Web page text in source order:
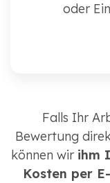
oder
Falls Ihr
Bewertung
können wir ihm
Kosten per